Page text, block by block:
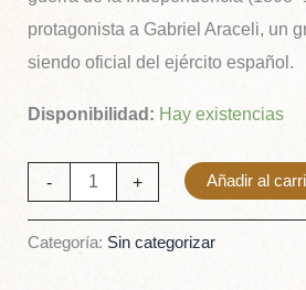
protagonista a Gabriel Araceli, un
siendo oficial del ejército español.
Disponibilidad: Hay existencias
- + Añadir al
Categoría: Sin categorizar